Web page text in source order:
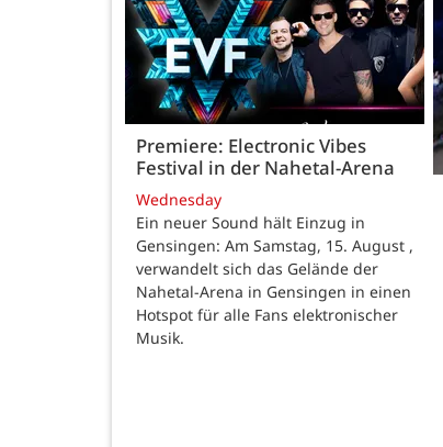
Premiere: Electronic Vibes
Festival in der Nahetal-Arena
Wednesday
Ein neuer Sound hält Einzug in
Gensingen: Am Samstag, 15. August ,
verwandelt sich das Gelände der
Nahetal-Arena in Gensingen in einen
Hotspot für alle Fans elektronischer
Musik.